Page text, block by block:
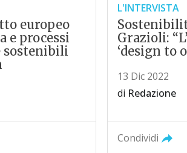
europeo
e processi
L'INTERVISTA
Grazioli:
‘design to
13 Dic 2022
di Redazione
Condividi